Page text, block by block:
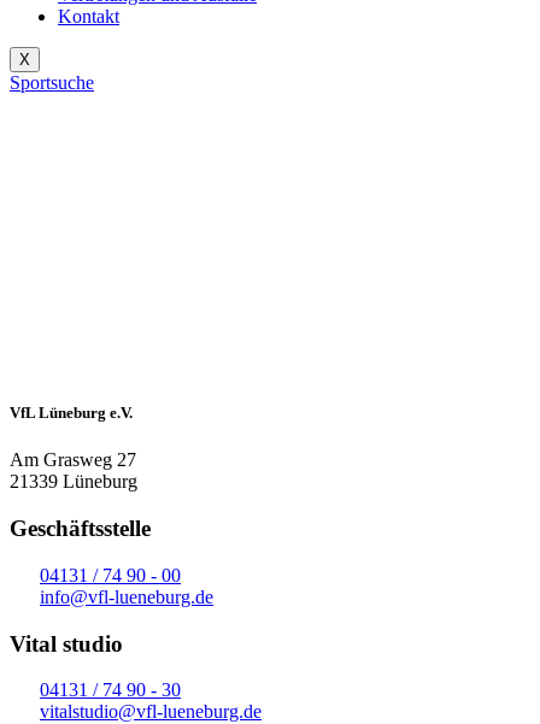
Kontakt
X
Sportsuche
VfL Lüneburg e.V.
Am Grasweg 27
21339 Lüneburg
Geschäftsstelle
04131 / 74 90 - 00
info@vfl-lueneburg.de
Vital studio
04131 / 74 90 - 30
vitalstudio@vfl-lueneburg.de